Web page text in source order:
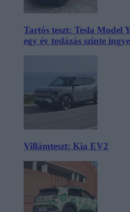
Tartós teszt: Tesla Model
egy év teslázás szinte
Villámteszt: Kia EV2